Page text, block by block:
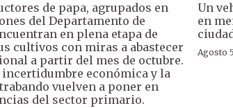
de papa, agrupados en
del Departamento de
en plena etapa de
cultivos con miras a abastecer
a partir del mes de octubre.
incertidumbre económica y la
vuelven a poner en
del sector primario.
Un
en
Agosto